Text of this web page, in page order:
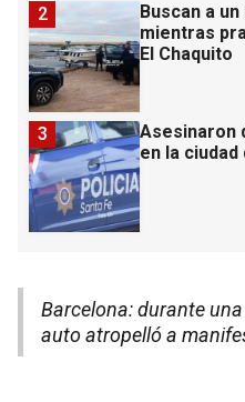
Buscan a
mientras
El Chaquito
2
Asesinaron
en la ciudad
3
Barcelona: durante
auto atropelló a